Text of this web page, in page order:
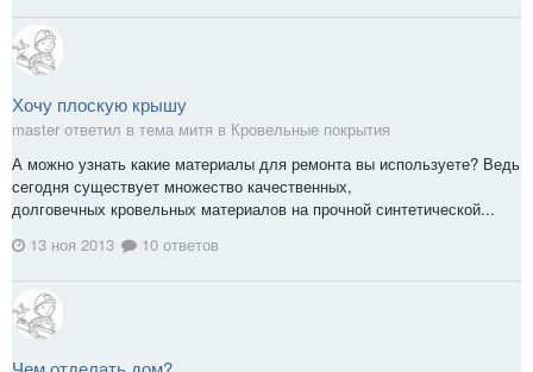
Хочу плоскую крышу
master ответил в тема митя в Кровельные покрытия
А можно узнать какие материалы для ремонта вы используете? Ведь
сегодня существует множество качественных,
долговечных кровельных материалов на прочной синтетической...
13 ноя 2013
10 ответов